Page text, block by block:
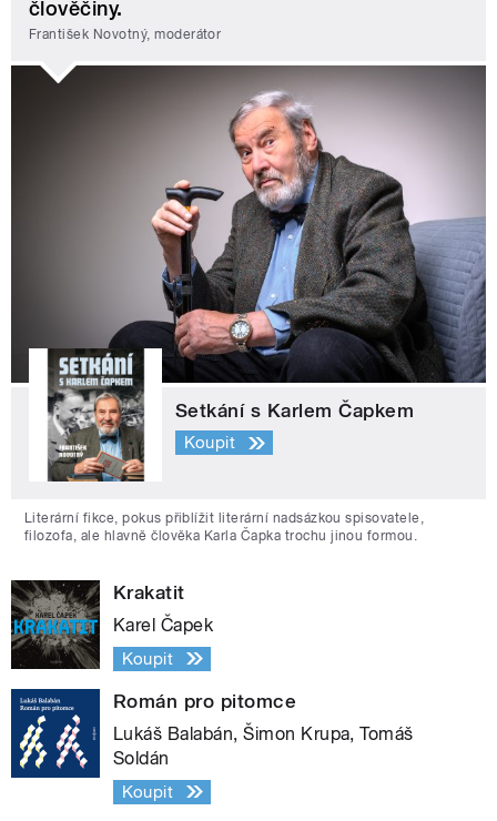
člověčiny.
František Novotný, moderátor
Setkání s Karlem Čapkem
Koupit
Literární fikce, pokus přiblížit literární nadsázkou spisovatele,
filozofa, ale hlavně člověka Karla Čapka trochu jinou formou.
Krakatit
Karel Čapek
Koupit
Román pro pitomce
Lukáš Balabán, Šimon Krupa, Tomáš
Soldán
Koupit